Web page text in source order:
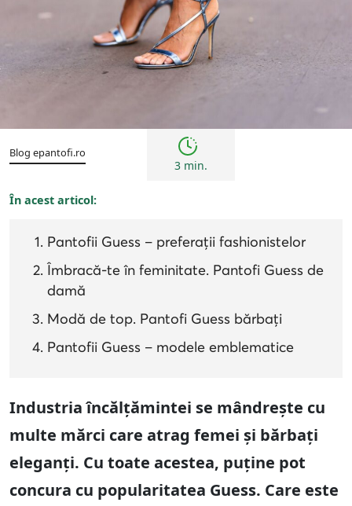
Branduri Hot
Blog epantofi.ro
3 min.
În acest articol:
Pantofii Guess – preferații fashionistelor
Îmbracă-te în feminitate. Pantofi Guess de
damă
Modă de top. Pantofi Guess bărbați
Pantofii Guess – modele emblematice
Industria încălțămintei se mândrește cu
multe mărci care atrag femei și bărbați
eleganți. Cu toate acestea, puține pot
concura cu popularitatea Guess. Care este